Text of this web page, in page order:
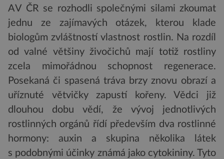
AV ČR se rozhodli společnými silami zkoumat
jednu ze zajímavých otázek, kterou klade
biologům zvláštností vlastnost rostlin. Na rozdíl
od valné většiny živočichů mají totiž rostliny
zcela mimořádnou schopnost regenerace.
Posekaná či spasená tráva brzy znovu obrazí a
uříznuté větvičky zapustí kořeny. Vědci již
dlouhou dobu vědí, že vývoj jednotlivých
rostlinných orgánů řídí především dva rostlinné
hormony: auxin a skupina několika látek
s podobnými účinky známá jako cytokininy. Tyto